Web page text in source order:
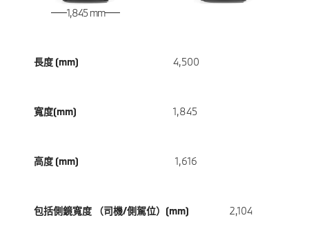
1,845 mm
長度 (mm) 4,500
寬度(mm) 1,845
高度 (mm) 1,616
包括側鏡寬度 （司機/側駕位）(mm) 2,104